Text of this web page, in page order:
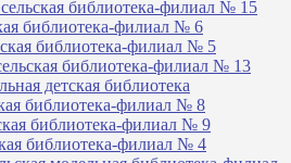
библиотека-филиал № 15
библиотека-филиал № 6
библиотека-филиал № 5
библиотека-филиал № 13
детская библиотека
библиотека-филиал № 8
библиотека-филиал № 9
библиотека-филиал № 4